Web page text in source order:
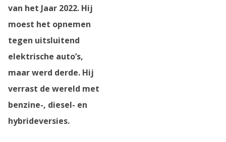
van het Jaar 2022. Hij
moest het opnemen
tegen uitsluitend
elektrische auto’s,
maar werd derde. Hij
verrast de wereld met
benzine-, diesel- en
hybrideversies.